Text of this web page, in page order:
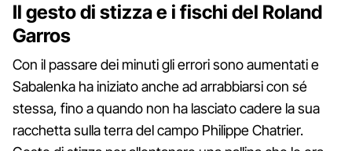
Il gesto di stizza e i fischi del Roland
Garros
Con il passare dei minuti gli errori sono aumentati e
Sabalenka ha iniziato anche ad arrabbiarsi con sé
stessa, fino a quando non ha lasciato cadere la sua
racchetta sulla terra del campo Philippe Chatrier.